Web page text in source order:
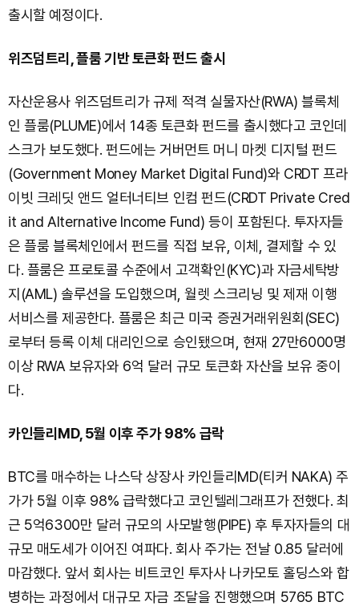
출시할 예정이다.
위즈덤트리, 플룸 기반 토큰화 펀드 출시
자산운용사 위즈덤트리가 규제 적격 실물자산(RWA) 블록체
인 플룸(PLUME)에서 14종 토큰화 펀드를 출시했다고 코인데
스크가 보도했다. 펀드에는 거버먼트 머니 마켓 디지털 펀드
(Government Money Market Digital Fund)와 CRDT 프라
이빗 크레딧 앤드 얼터너티브 인컴 펀드(CRDT Private Cred
it and Alternative Income Fund) 등이 포함된다. 투자자들
은 플룸 블록체인에서 펀드를 직접 보유, 이체, 결제할 수 있
다. 플룸은 프로토콜 수준에서 고객확인(KYC)과 자금세탁방
지(AML) 솔루션을 도입했으며, 월렛 스크리닝 및 제재 이행
서비스를 제공한다. 플룸은 최근 미국 증권거래위원회(SEC)
로부터 등록 이체 대리인으로 승인됐으며, 현재 27만6000명
이상 RWA 보유자와 6억 달러 규모 토큰화 자산을 보유 중이
다.
카인들리MD, 5월 이후 주가 98% 급락
BTC를 매수하는 나스닥 상장사 카인들리MD(티커 NAKA) 주
가가 5월 이후 98% 급락했다고 코인텔레그래프가 전했다. 최
근 5억6300만 달러 규모의 사모발행(PIPE) 후 투자자들의 대
규모 매도세가 이어진 여파다. 회사 주가는 전날 0.85 달러에
마감했다. 앞서 회사는 비트코인 투자사 나카모토 홀딩스와 합
병하는 과정에서 대규모 자금 조달을 진행했으며 5765 BTC